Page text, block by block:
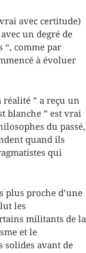
avec certitude)
un degré de
“, comme par
à évoluer
” a reçu un
blanche ” est vrai
du passé,
quand ils
qui
plus proche d’une
les
militants de la
et le
solides avant de